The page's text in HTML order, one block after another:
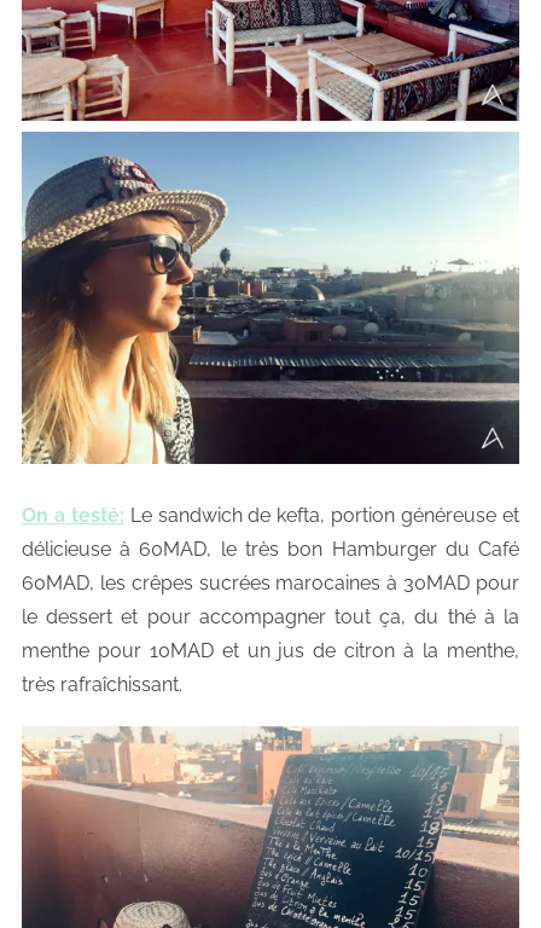
On a testé: Le sandwich de kefta, portion généreuse et
délicieuse à 60MAD, le très bon Hamburger du Café
60MAD, les crêpes sucrées marocaines à 30MAD pour
le dessert et pour accompagner tout ça, du thé à la
menthe pour 10MAD et un jus de citron à la menthe,
très rafraîchissant.